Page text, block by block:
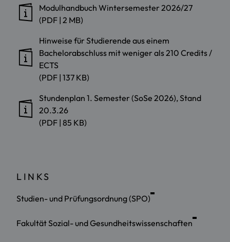
Modulhandbuch Wintersemester 2026/27
(PDF | 2 MB)
Hinweise für Studierende aus einem
Bachelorabschluss mit weniger als 210 Credits /
ECTS
(PDF | 137 KB)
Stundenplan 1. Semester (SoSe 2026), Stand
20.3.26
(PDF | 85 KB)
LINKS
Studien- und Prüfungsordnung (SPO)
Fakultät Sozial- und Gesundheitswissenschaften